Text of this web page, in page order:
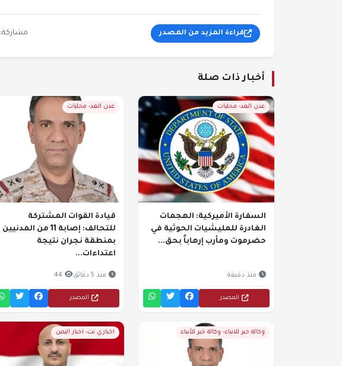
قراءة المزيد من المصدر مشاركة:
أخبار ذات صلة
عدن الغد- محليات
السفارة الأميركية: الهجمات
الغادرة للمليشيات الحوثية في
حضرموت ومأرب إرهاباً بحق...
منذ دقيقة
المصدر
عدن الغد- محليات
قيادة القوات المشتركة
للتحالف: إصابة 11 من المدنيين
بمنطقة نجران نتيجة
اعتداءات...
منذ 5 دقائق 44
المصدر
وكالة خبر للانباء- وكالة خبر للأنباء اخباري نت- اخبار اليمن